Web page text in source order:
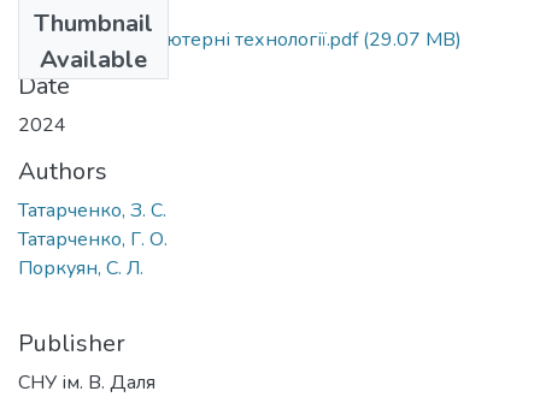
Thumbnail
Available
КЛ Сучасні компютерні технології.pdf(29.07 MB)
Date
2024
Authors
Татарченко, З. С.
Татарченко, Г. О.
Поркуян, С. Л.
Publisher
СНУ ім. В. Даля